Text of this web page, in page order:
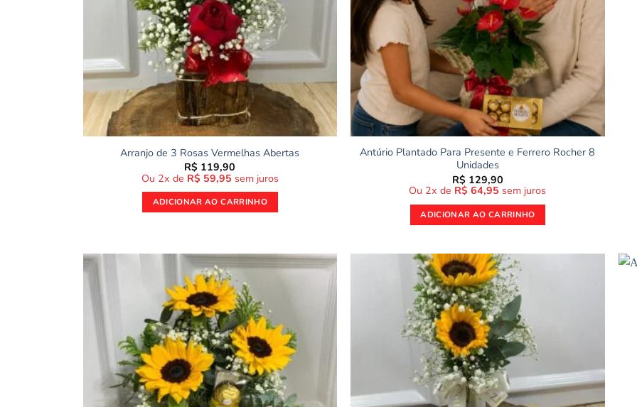
Arranjo de 3 Rosas Vermelhas Abertas
R$ 119,90
Ou 2x de R$ 59,95 sem juros
ADICIONAR AO CARRINHO
Antúrio Plantado Para Presente e Ferrero Rocher 8
Unidades
R$ 129,90
Ou 2x de R$ 64,95 sem juros
ADICIONAR AO CARRINHO